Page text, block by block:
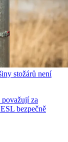
stožárů není
za
bezpečně